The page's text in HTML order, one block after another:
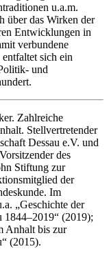
u.a.m.
über das Wirken der
Entwicklungen in
verbundene
sich ein
und
Zahlreiche
Stellvertretender
Dessau e.V. und
des
Stiftung zur
der
Im
„Geschichte der
1844–2019“ (2019);
Anhalt bis zur
(2015).